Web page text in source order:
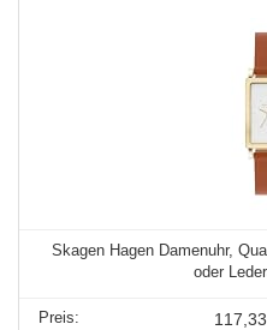
Skagen Hagen Damenuhr,
oder